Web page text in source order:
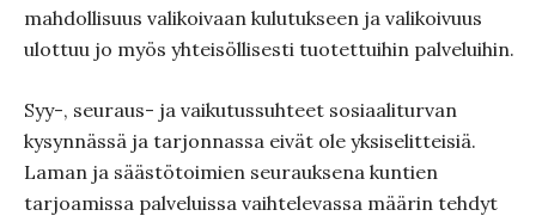
mahdollisuus valikoivaan kulutukseen ja valikoivuus
ulottuu jo myös yhteisöllisesti tuotettuihin palveluihin.
Syy-, seuraus- ja vaikutussuhteet sosiaaliturvan
kysynnässä ja tarjonnassa eivät ole yksiselitteisiä.
Laman ja säästötoimien seurauksena kuntien
tarjoamissa palveluissa vaihtelevassa määrin tehdyt